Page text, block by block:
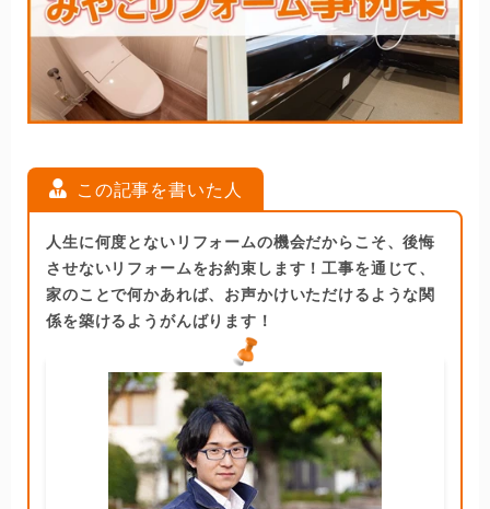
この記事を書いた人
人生に何度とないリフォームの機会だからこそ、後悔
させないリフォームをお約束します！工事を通じて、
家のことで何かあれば、お声かけいただけるような関
係を築けるようがんばります！